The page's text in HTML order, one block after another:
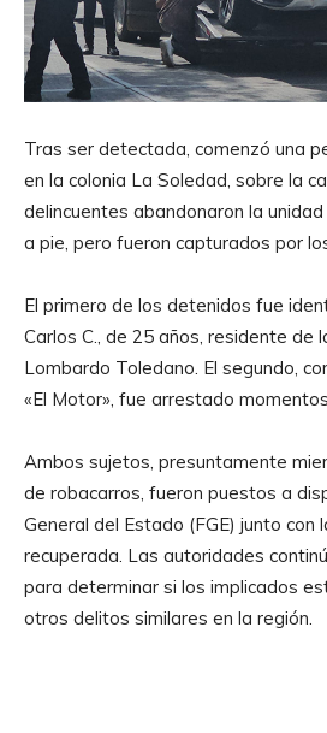
Tras ser detectada, comenzó una
en la colonia La Soledad, sobre la
delincuentes abandonaron la
a pie, pero fueron capturados por
El primero de los detenidos fue
Carlos C., de 25 años, residente de
Lombardo Toledano. El segundo,
«El Motor», fue arrestado
Ambos sujetos, presuntamente
de robacarros, fueron puestos a
General del Estado (FGE) junto con
recuperada. Las autoridades
para determinar si los implicados
otros delitos similares en la región.